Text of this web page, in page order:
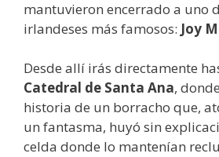
mantuvieron encerrado a uno
irlandeses más famosos: Joy
Desde allí irás directamente
Catedral de Santa Ana,
historia de un borracho que,
un fantasma, huyó sin
celda donde lo mantenían